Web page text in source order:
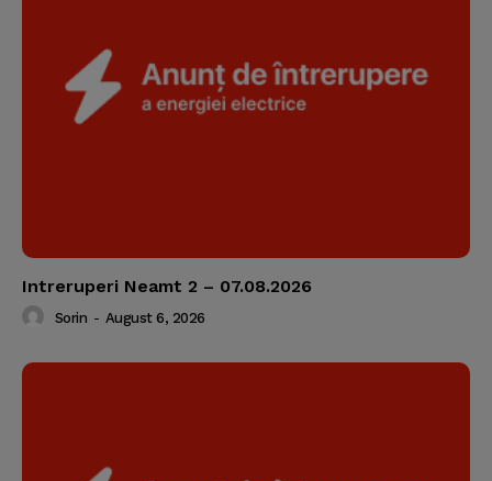
Intreruperi Neamt 2 – 07.08.2026
Sorin - August 6, 2026